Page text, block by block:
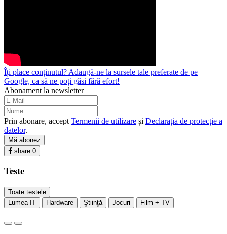
Îți place conținutul? Adaugă-ne la sursele tale preferate de pe
Google, ca să ne poți găsi fără efort!
Abonament la newsletter
Prin abonare, accept Termenii de utilizare și Declarația de protecție a
datelor.
Mă abonez
share 0
Teste
Toate testele
Lumea IT
Hardware Ştiinţă Jocuri Film + TV